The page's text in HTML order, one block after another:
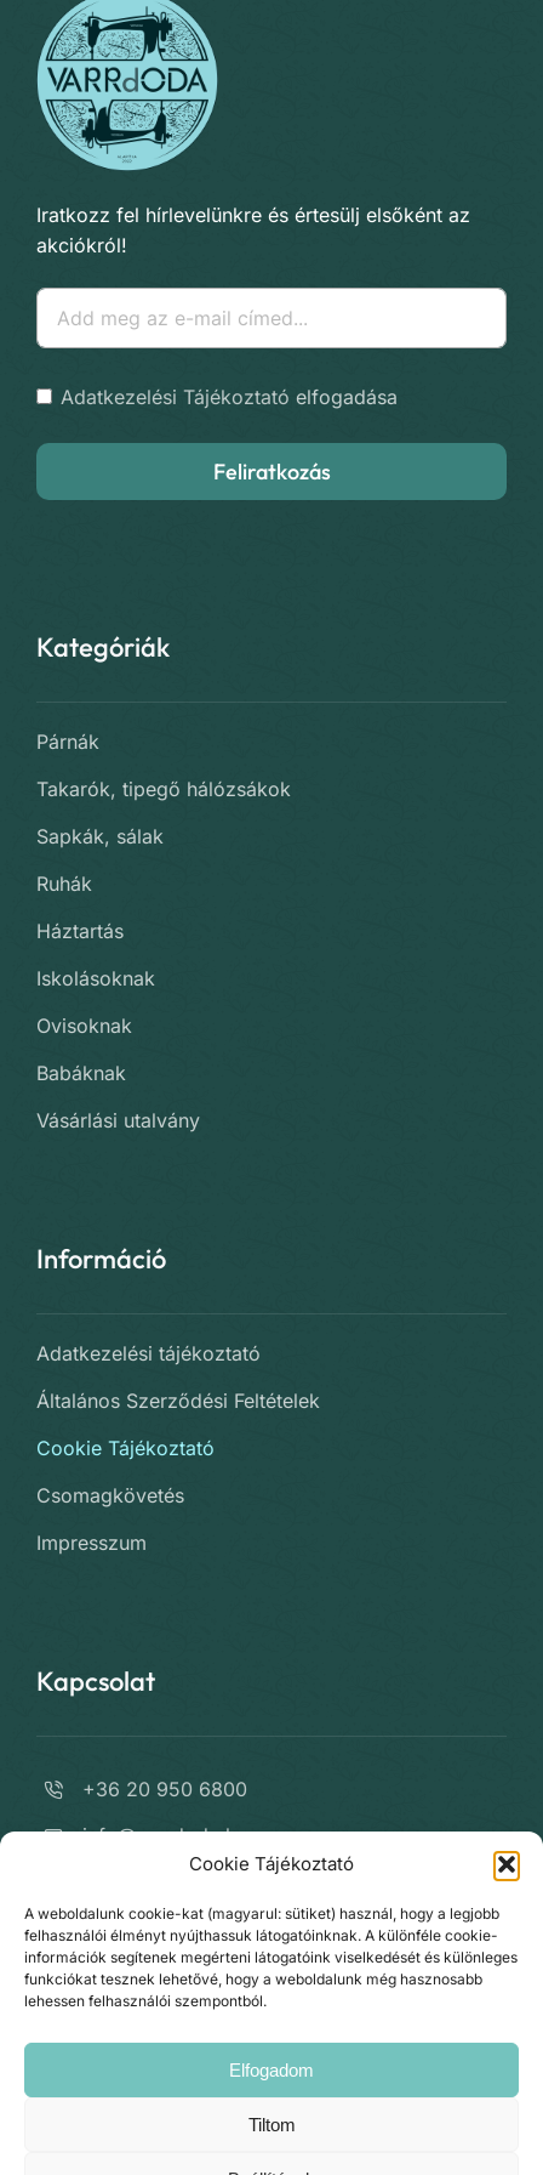
Cookie Tájékoztató
A weboldalunk cookie-kat (magyarul: sütiket) használ, hogy a legjobb
felhasználói élményt nyújthassuk látogatóinknak. A különféle cookie-
információk segítenek megérteni látogatóink viselkedését és különleges
funkciókat tesznek lehetővé, hogy a weboldalunk még hasznosabb
lehessen felhasználói szempontból.
Elfogadom
Tiltom
Iratkozz fel hírlevelünkre és értesülj elsőként az
akciókról!
Adatkezelési Tájékoztató elfogadása
Feliratkozás
Kategóriák
Párnák
Takarók, tipegő hálózsákok
Sapkák, sálak
Ruhák
Háztartás
Iskolásoknak
Ovisoknak
Babáknak
Vásárlási utalvány
Információ
Adatkezelési tájékoztató
Általános Szerződési Feltételek
Cookie Tájékoztató
Csomagkövetés
Impresszum
Kapcsolat
+36 20 950 6800
info@varrdoda.hu
instagram.com/varrdoda/
Kapcsolat